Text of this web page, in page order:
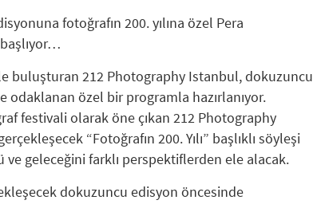
fotoğrafın 200. yılına özel Pera
buluşturan 212 Photography Istanbul, dokuzuncu
odaklanan özel bir programla hazırlanıyor.
festivali olarak öne çıkan 212 Photography
“Fotoğrafın 200. Yılı” başlıklı söyleşi
geleceğini farklı perspektiflerden ele alacak.
dokuzuncu edisyon öncesinde